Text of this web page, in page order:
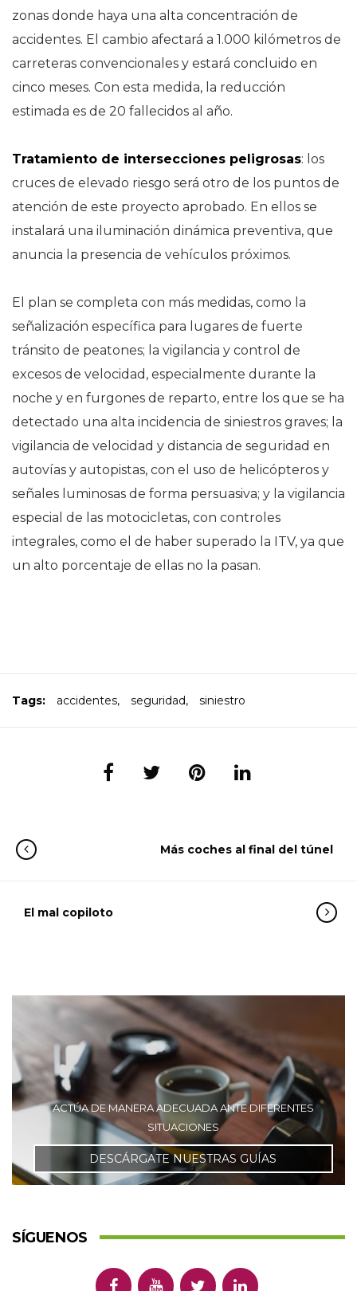
zonas donde haya una alta concentración de
accidentes. El cambio afectará a 1.000 kilómetros de
carreteras convencionales y estará concluido en
cinco meses. Con esta medida, la reducción
estimada es de 20 fallecidos al año.
Tratamiento de intersecciones peligrosas: los
cruces de elevado riesgo será otro de los puntos de
atención de este proyecto aprobado. En ellos se
instalará una iluminación dinámica preventiva, que
anuncia la presencia de vehículos próximos.
El plan se completa con más medidas, como la
señalización específica para lugares de fuerte
tránsito de peatones; la vigilancia y control de
excesos de velocidad, especialmente durante la
noche y en furgones de reparto, entre los que se ha
detectado una alta incidencia de siniestros graves; la
vigilancia de velocidad y distancia de seguridad en
autovías y autopistas, con el uso de helicópteros y
señales luminosas de forma persuasiva; y la vigilancia
especial de las motocicletas, con controles
integrales, como el de haber superado la ITV, ya que
un alto porcentaje de ellas no la pasan.
Tags: accidentes, seguridad, siniestro
Más coches al final del túnel
El mal copiloto
ACTÚA DE MANERA ADECUADA ANTE DIFERENTES
SITUACIONES
DESCÁRGATE NUESTRAS GUÍAS
SÍGUENOS